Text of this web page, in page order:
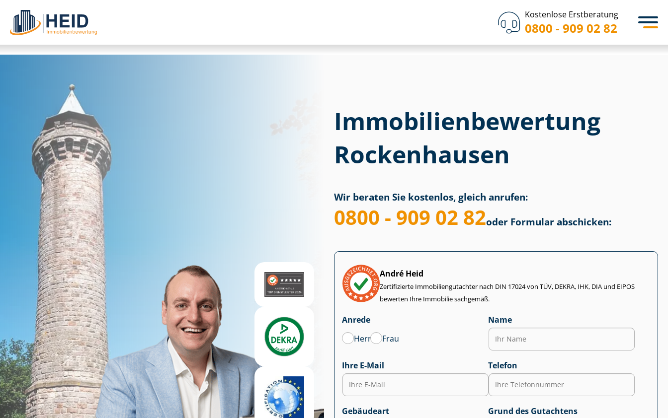
Kostenlose Erstberatung
0800 - 909 02 82
Immobilien­bewertung
Rockenhausen
Wir beraten Sie kostenlos, gleich anrufen:
0800 - 909 02 82oder Formular abschicken:
André Heid
Zertifizierte Im­mo­bi­li­en­gut­ach­ter nach DIN 17024 von TÜV, DEKRA, IHK, DIA und EIPOS
bewerten Ihre Immobilie sachgemäß.
Anrede
Herr
Frau
Name
Ihre E-Mail Telefon
Gebäudeart Grund des Gutachtens